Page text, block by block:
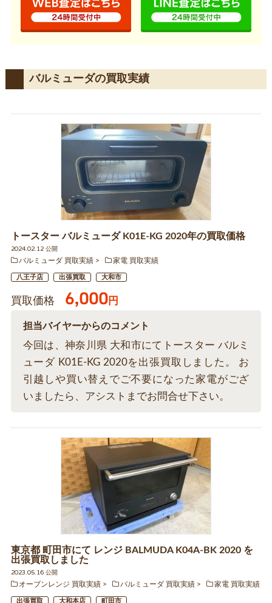
バルミューダの買取実績
トースター バルミューダ K01E-KG 2020年の買取価格
2024.02.12 公開
バルミューダ 買取実績
家電 買取実績
八王子店 出張買取 大和市
買取価格 6,000円
担当バイヤーからのコメント
今回は、神奈川県 大和市にてトースター バルミ
ューダ K01E-KG 2020を出張買取しました。 お
引越しや買い替えでご不要になった家電がござ
いましたら、アシストまでお問合せ下さい。
東京都 町田市にて レンジ BALMUDA K04A-BK 2020 を
出張買取しました
2023.05.16 公開
オーブンレンジ 買取実績
バルミューダ 買取実績 家電 買取実績
出張買取 大和本店 町田市